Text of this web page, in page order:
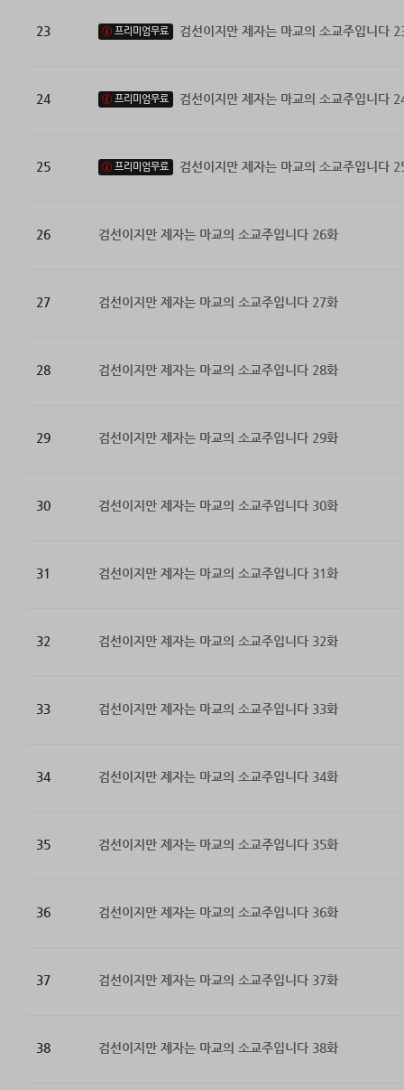
23 프리미엄무료 검선이지만 제자는 마교의 소교주입니다
24 프리미엄무료 검선이지만 제자는 마교의 소교주입니다
25 프리미엄무료 검선이지만 제자는 마교의 소교주입니다
26 검선이지만 제자는 마교의 소교주입니다 26화
27 검선이지만 제자는 마교의 소교주입니다 27화
28 검선이지만 제자는 마교의 소교주입니다 28화
29 검선이지만 제자는 마교의 소교주입니다 29화
30 검선이지만 제자는 마교의 소교주입니다 30화
31 검선이지만 제자는 마교의 소교주입니다 31화
32 검선이지만 제자는 마교의 소교주입니다 32화
33 검선이지만 제자는 마교의 소교주입니다 33화
34 검선이지만 제자는 마교의 소교주입니다 34화
35 검선이지만 제자는 마교의 소교주입니다 35화
36 검선이지만 제자는 마교의 소교주입니다 36화
37 검선이지만 제자는 마교의 소교주입니다 37화
38 검선이지만 제자는 마교의 소교주입니다 38화